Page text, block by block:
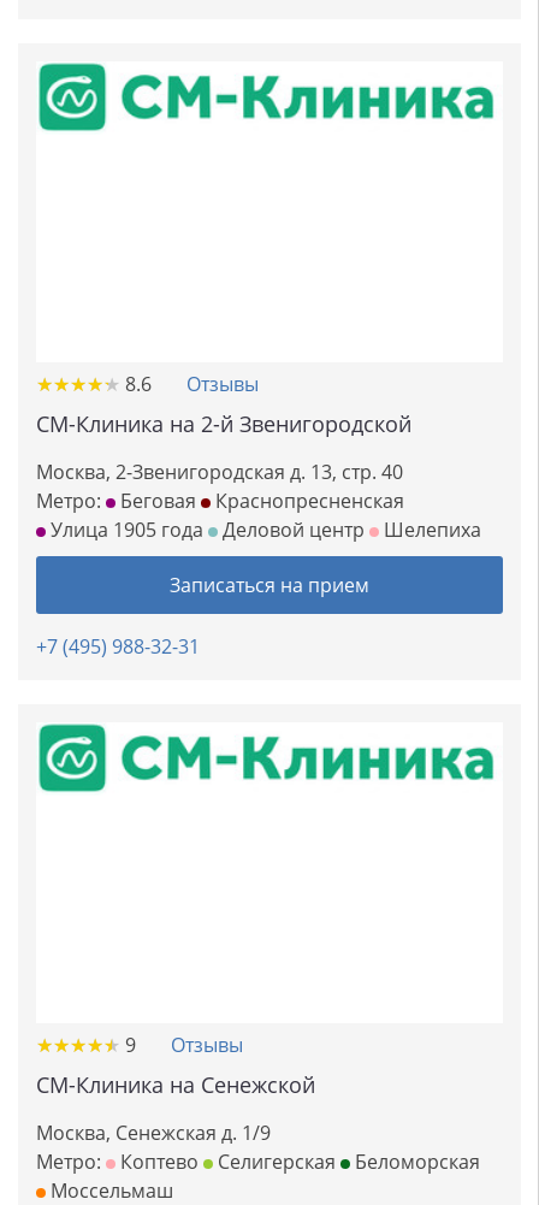
★★★★★
★★★★★ 8.6 Отзывы
СМ-Клиника на 2-й Звенигородской
Москва, 2-Звенигородская д. 13, стр. 40
Метро:
Беговая
Краснопресненская
Улица 1905 года
Деловой центр Шелепиха
Записаться на прием
+7 (495) 988-32-31
★★★★★
★★★★★ 9 Отзывы
СМ-Клиника на Сенежской
Москва, Сенежская д. 1/9
Метро:
Коптево Селигерская
Беломорская
Моссельмаш